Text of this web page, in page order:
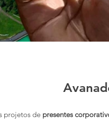
projetos de presentes